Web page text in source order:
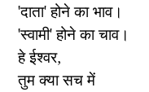
'दाता' होने का भाव।
'स्वामी' होने का चाव।
हे ईश्वर,
तुम क्या सच में